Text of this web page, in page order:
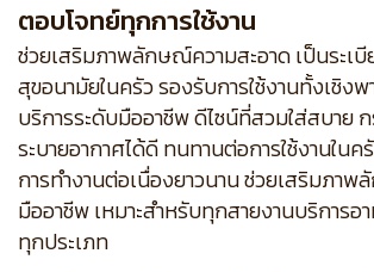
ตอบโจทย์ทุกการใช้งาน
ช่วยเสริมภาพลักษณ์ความสะอาด เป็นระเบี
สุขอนามัยในครัว รองรับการใช้งานทั้งเชิง
บริการระดับมืออาชีพ ดีไซน์ที่สวมใส่สบาย
ระบายอากาศได้ดี ทนทานต่อการใช้งานใน
การทำงานต่อเนื่องยาวนาน ช่วยเสริมภา
มืออาชีพ เหมาะสำหรับทุกสายงานบริการอ
ทุกประเภท